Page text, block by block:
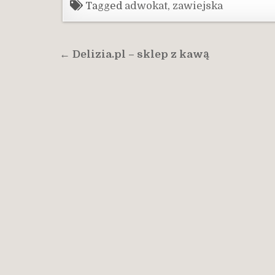
Tagged adwokat, zawiejska
Nawigacja
← Delizia.pl – sklep z kawą